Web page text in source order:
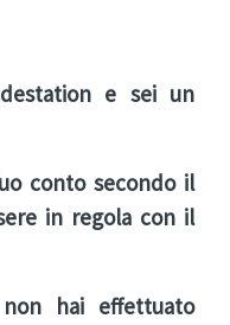
e sei un
conto secondo il
in regola con il
hai effettuato